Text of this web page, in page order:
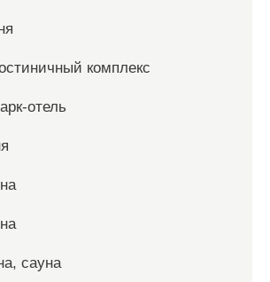
комплекс
отель
сауна